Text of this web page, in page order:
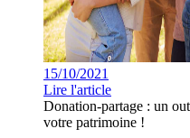
15/10/2021
Lire l'article
Donation-partage : un
votre patrimoine !